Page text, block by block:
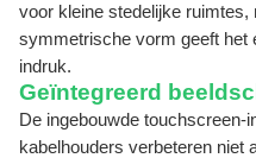
voor kleine stedelijke ruimtes,
symmetrische vorm geeft het
indruk.
Geïntegreerd
De ingebouwde touchscreen-
kabelhouders verbeteren niet